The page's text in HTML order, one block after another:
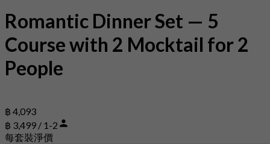
Romantic Dinner Set — 5
Course with 2 Mocktail for 2
People
฿ 4,093
฿ 3,499 / 1-2
每套裝淨價